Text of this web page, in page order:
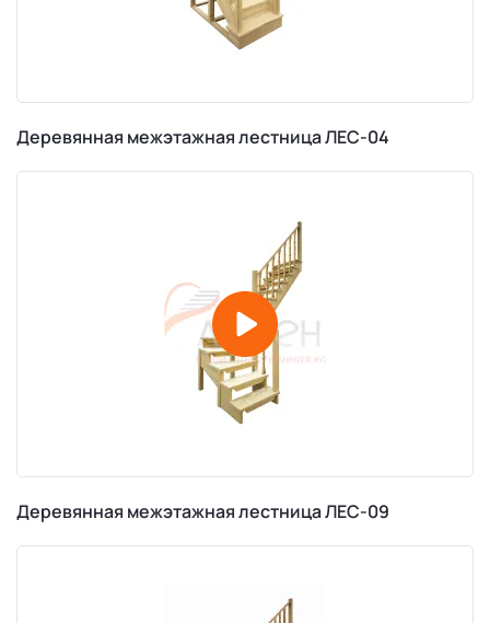
Деревянная межэтажная лестница ЛЕС-04
Деревянная межэтажная лестница ЛЕС-09